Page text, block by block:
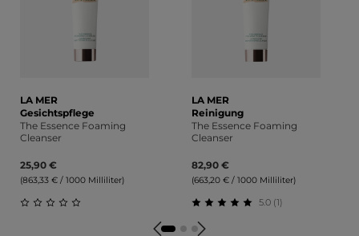
LA MER
Gesichtspflege
The Essence Foaming
Cleanser
25,90 €
(863,33 € / 1000 Milliliter)
Durchschnittliche Bewertung von 0 von 5 Sternen
LA MER
Reinigung
The Essence Foaming
Cleanser
82,90 €
(663,20 € / 1000 Milliliter)
Durchschnittliche
5.0 (1)